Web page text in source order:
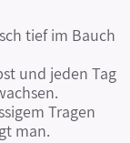
tief im Bauch
und jeden Tag
Tragen
man.